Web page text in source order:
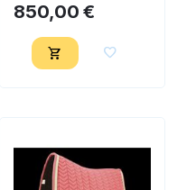
850,00 €